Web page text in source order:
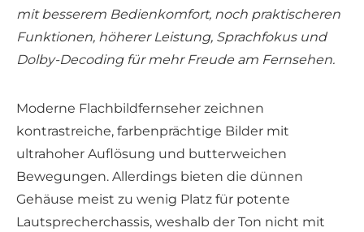
mit besserem Bedienkomfort, noch praktischeren
Funktionen, höherer Leistung, Sprachfokus und
Dolby-Decoding für mehr Freude am Fernsehen.
Moderne Flachbildfernseher zeichnen
kontrastreiche, farbenprächtige Bilder mit
ultrahoher Auflösung und butterweichen
Bewegungen. Allerdings bieten die dünnen
Gehäuse meist zu wenig Platz für potente
Lautsprecherchassis, weshalb der Ton nicht mit